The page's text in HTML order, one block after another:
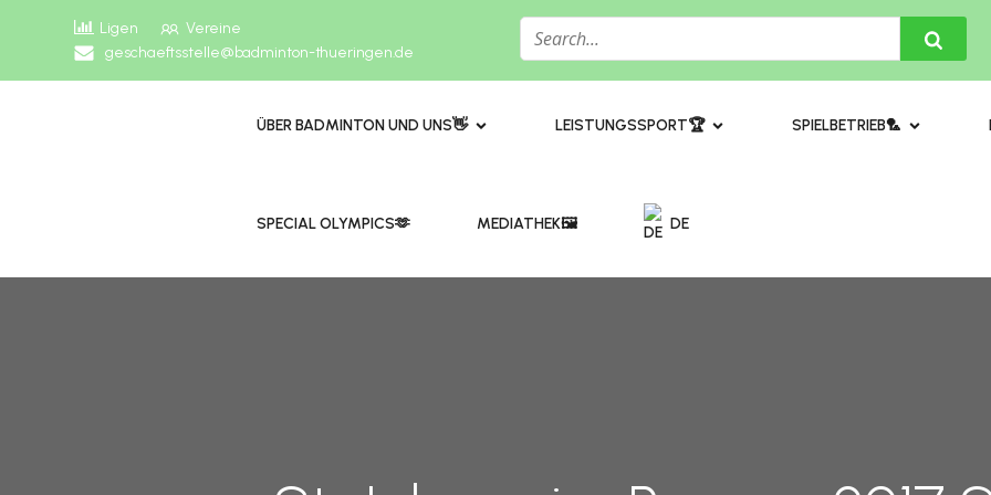
Ligen
Vereine
geschaeftsstelle@badminton-thueringen.de
ÜBER BADMINTON UND UNS👋 ​LEISTUNGSSPORT🏆 SPIELBETRIEB🏸
​​SPECIAL OLYMPICS🫶 MEDIATHEK🖼️​ DE